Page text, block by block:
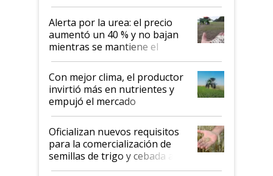
Alerta por la urea: el precio
aumentó un 40 % y no bajan
mientras se mantiene el
conflicto en Medio Oriente
Con mejor clima, el productor
invirtió más en nutrientes y
empujó el mercado
Oficializan nuevos requisitos
para la comercialización de
semillas de trigo y cebada a
granel